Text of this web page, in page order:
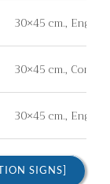
30×45 cm.,
30×45 cm.,
30×45 cm.,
SIGNS]